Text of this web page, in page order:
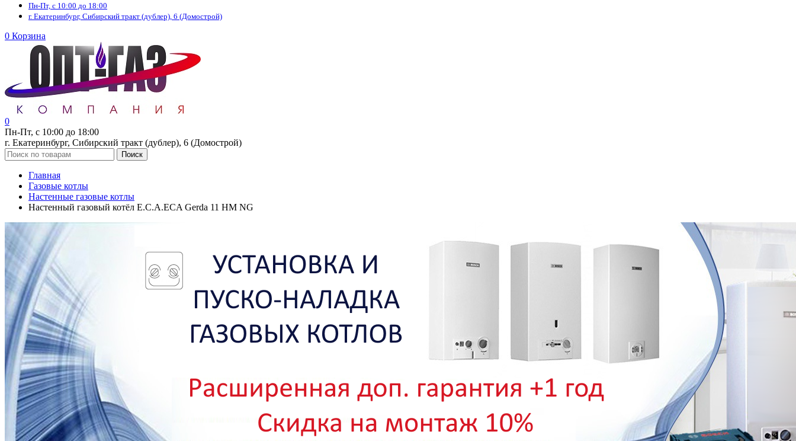
Пн-Пт, с 10:00 до 18:00
г. Екатеринбург, Сибирский тракт (дублер), 6 (Домострой)
0 Корзина
0
Пн-Пт, с 10:00 до 18:00
г. Екатеринбург, Сибирский тракт (дублер), 6 (Домострой)
Поиск
Главная
Газовые котлы
Настенные газовые котлы
Настенный газовый котёл E.C.A.ECA Gerda 11 HM NG